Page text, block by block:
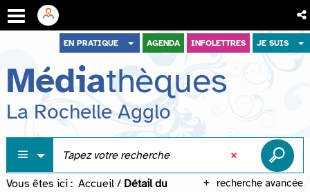
menu
contenu
recherche
EN PRATIQUE AGENDA INFOLETTRES JE SUIS
Médiathèques
La Rochelle Agglo
recherche avancée
Vous êtes ici : Accueil / Détail du